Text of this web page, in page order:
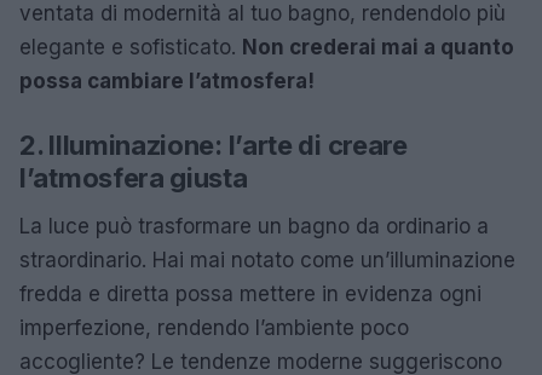
ventata di modernità al tuo bagno, rendendolo più
elegante e sofisticato. Non crederai mai a quanto
possa cambiare l’atmosfera!
2. Illuminazione: l’arte di creare
l’atmosfera giusta
La luce può trasformare un bagno da ordinario a
straordinario. Hai mai notato come un’illuminazione
fredda e diretta possa mettere in evidenza ogni
imperfezione, rendendo l’ambiente poco
accogliente? Le tendenze moderne suggeriscono